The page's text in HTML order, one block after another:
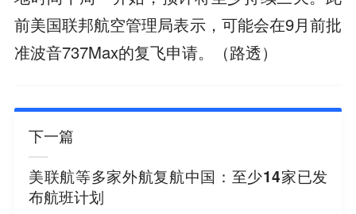
前美国联邦航空管理局表示，可能会在9月前批
准波音737Max的复飞申请。（路透）
下一篇
美联航等多家外航复航中国：至少14家已发
布航班计划